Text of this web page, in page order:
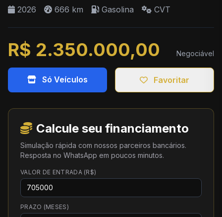
2026 666 km Gasolina CVT
R$ 2.350.000,00 Negociável
Só Veículos Favoritar
Calcule seu financiamento
Simulação rápida com nossos parceiros bancários.
Resposta no WhatsApp em poucos minutos.
VALOR DE ENTRADA (R$)
PRAZO (MESES)